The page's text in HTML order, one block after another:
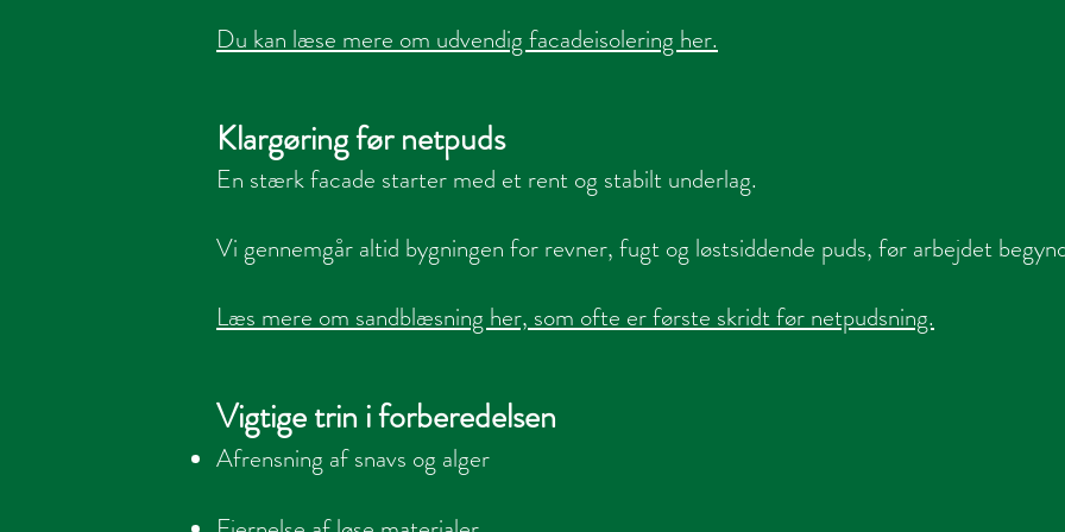
Du kan læse mere om udvendig facadeisolering her.
Klargøring før netpuds
En stærk facade starter med et rent og stabilt underlag.
Vi gennemgår altid bygningen for revner, fugt og løstsiddende puds, før arbejdet
Læs mere om sandblæsning her, som ofte er første skridt før netpudsning.
Vigtige trin i forberedelsen
Afrensning af snavs og alger